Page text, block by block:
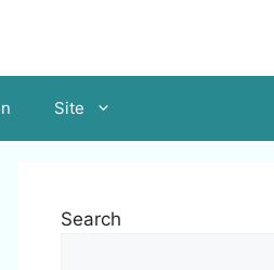
Site
Search